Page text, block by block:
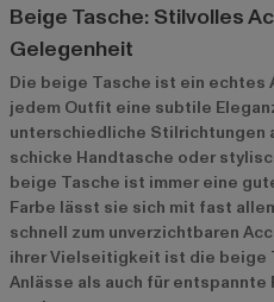
Beige Tasche: Stilvolles
Gelegenheit
Die beige Tasche ist ein
jedem Outfit eine subtile
unterschiedliche Stilrichtungen
schicke Handtasche oder
beige Tasche ist immer eine
Farbe lässt sie sich mit fast
schnell zum unverzichtbaren
ihrer Vielseitigkeit ist die beige
Anlässe als auch für